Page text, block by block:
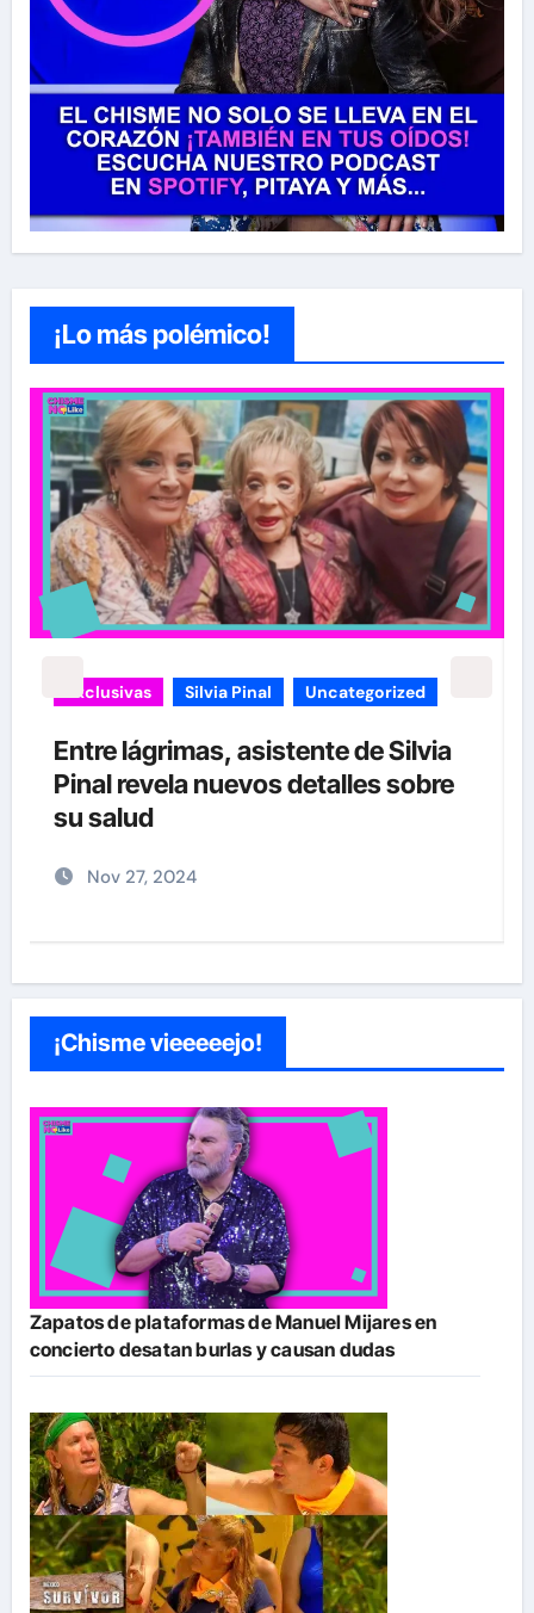
¡Lo más polémico!
carolina Sandoval Exclusivas
¡EXCLUSIVA! Revelamos la verdad
detrás del divorcio de Carolina
Sandoval y Nick Hernández
Nov 26, 2024
¡Chisme vieeeeejo!
Zapatos de plataformas de Manuel Mijares en
concierto desatan burlas y causan dudas